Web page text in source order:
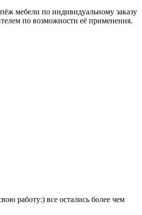
мебели по индивидуальному заказу
по возможности её применения.
работу:) все остались более чем